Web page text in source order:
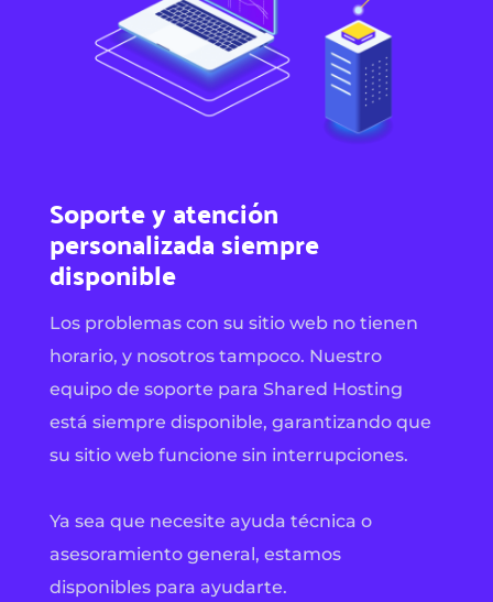
Soporte y atención
personalizada siempre
disponible
Los problemas con su sitio web no tienen
horario, y nosotros tampoco. Nuestro
equipo de soporte para Shared Hosting
está siempre disponible, garantizando que
su sitio web funcione sin interrupciones.
Ya sea que necesite ayuda técnica o
asesoramiento general, estamos
disponibles para ayudarte.